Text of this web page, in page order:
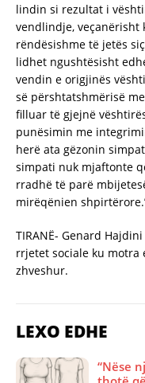
lindin si rezultat i
vendlindje, veçanërisht
rëndësishme të jetës
lidhet ngushtësisht
vendin e origjinës
së përshtatshmërisë
filluar të gjejnë
punësimin me
herë ata gëzonin
simpati nuk mjaftonte
rradhë të parë
mirëqënien
TIRANË- Genard
rrjetet sociale ku motra
zhveshur.
LEXO EDHE
“Nëse